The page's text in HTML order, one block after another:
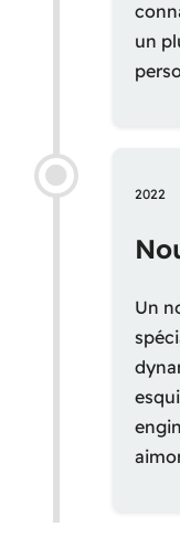
un
2022
Un